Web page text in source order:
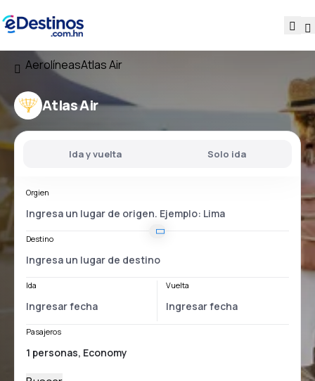
AerolíneasAtlas Air
Atlas Air
Ida y vuelta Solo ida
Orgien
Destino
Ida Vuelta
Pasajeros